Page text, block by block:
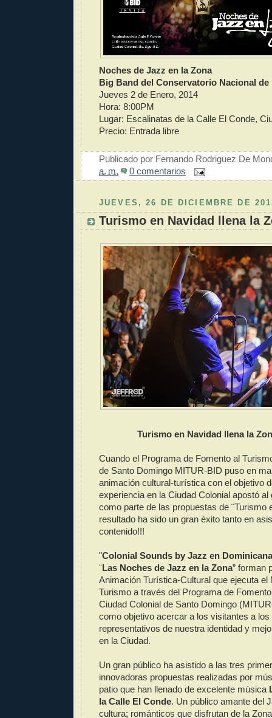
Noches de Jazz en la Zona
Big Band del Conservatorio Nacional de
Jueves 2 de Enero, 2014
Hora: 8:00PM
Lugar: Escalinatas de la Calle El Conde,
Precio: Entrada libre
Publicado por Fernando Rodriguez De
a. m.
0 comentarios
JUEVES, 26 DE DICIEMBRE DE
Turismo en Navidad llena la
Turismo en Navidad llena la
Cuando el Programa de Fomento al
de Santo Domingo MITUR-BID puso en
animación cultural-turística con el objetivo
experiencia en la Ciudad Colonial apostó
como parte de las propuestas de ¨Turismo
resultado ha sido un gran éxito tanto en
contenido!!!
"Colonial Sounds by Jazz en Dominicana
¨Las Noches de Jazz en la Zona” forman
Animación Turística-Cultural que ejecuta el
Turismo a través del Programa de
Ciudad Colonial de Santo Domingo
como objetivo acercar a los visitantes a
representativos de nuestra identidad y
en la Ciudad.
Un gran público ha asistido a las tres
innovadoras propuestas realizadas por
patio que han llenado de excelente música
la Calle El Conde. Un público amante del
cultura; románticos que disfrutan de la